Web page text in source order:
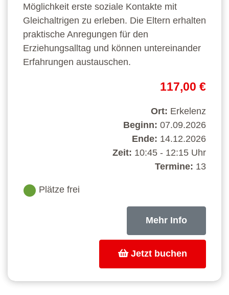
Möglichkeit erste soziale Kontakte mit
Gleichaltrigen zu erleben. Die Eltern erhalten
praktische Anregungen für den
Erziehungsalltag und können untereinander
Erfahrungen austauschen.
117,00 €
Ort: Erkelenz
Beginn: 07.09.2026
Ende: 14.12.2026
Zeit: 10:45 - 12:15 Uhr
Termine: 13
Plätze frei
Mehr Info
Jetzt buchen